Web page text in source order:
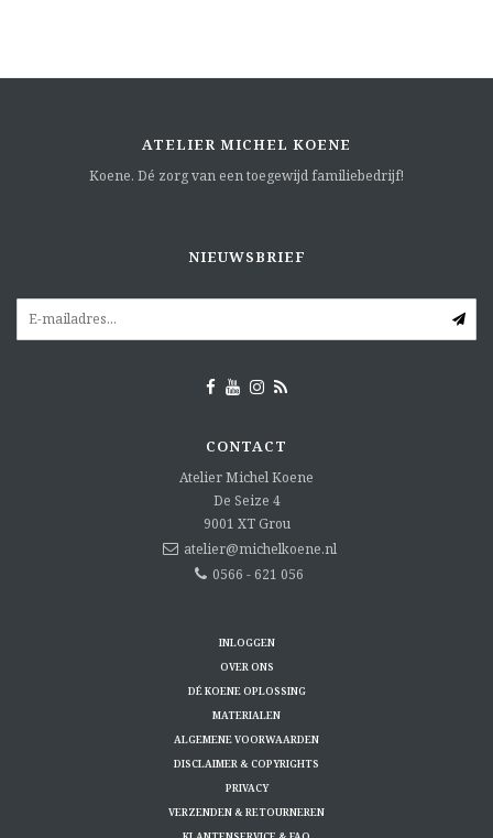
ATELIER MICHEL KOENE
Koene. Dé zorg van een toegewijd familiebedrijf!
NIEUWSBRIEF
CONTACT
Atelier Michel Koene
De Seize 4
9001 XT Grou
atelier@michelkoene.nl
0566 - 621 056
INLOGGEN
OVER ONS
DÉ KOENE OPLOSSING
MATERIALEN
ALGEMENE VOORWAARDEN
DISCLAIMER & COPYRIGHTS
PRIVACY
VERZENDEN & RETOURNEREN